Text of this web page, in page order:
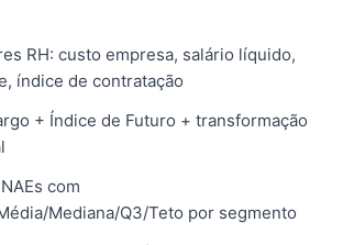
RH: custo empresa, salário líquido,
índice de contratação
+ Índice de Futuro + transformação
com
Mediana/Q3/Teto por segmento